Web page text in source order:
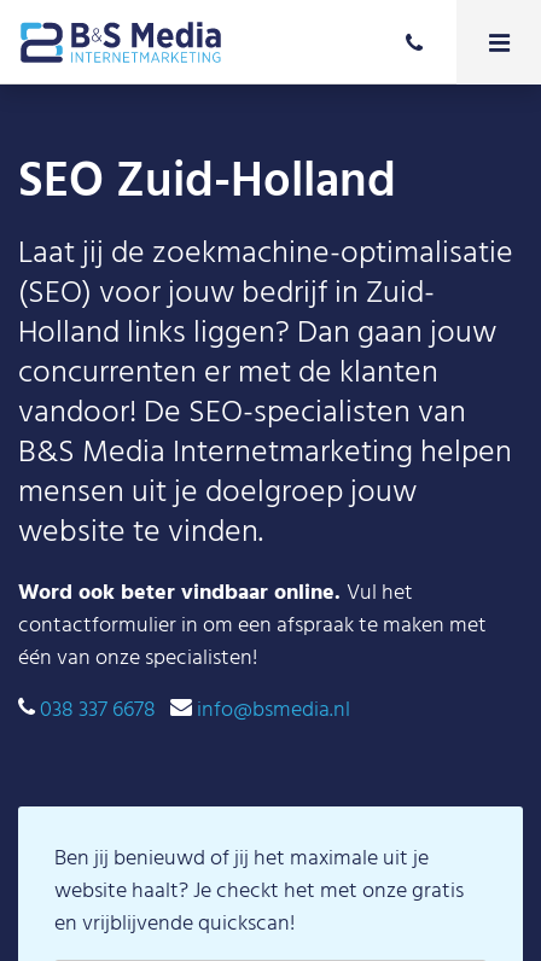
SEO Zuid-Holland
Laat jij de zoekmachine-optimalisatie
(SEO) voor jouw bedrijf in Zuid-
Holland links liggen? Dan gaan jouw
concurrenten er met de klanten
vandoor! De SEO-specialisten van
B&S Media Internetmarketing helpen
mensen uit je doelgroep jouw
website te vinden.
Word ook beter vindbaar online. Vul het
contactformulier in om een afspraak te maken met
één van onze specialisten!
038 337 6678
info@bsmedia.nl
Ben jij benieuwd of jij het maximale uit je
website haalt? Je checkt het met onze gratis
en vrijblijvende quickscan!